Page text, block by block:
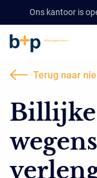
Ons kantoor is
Terug naar
Billijke